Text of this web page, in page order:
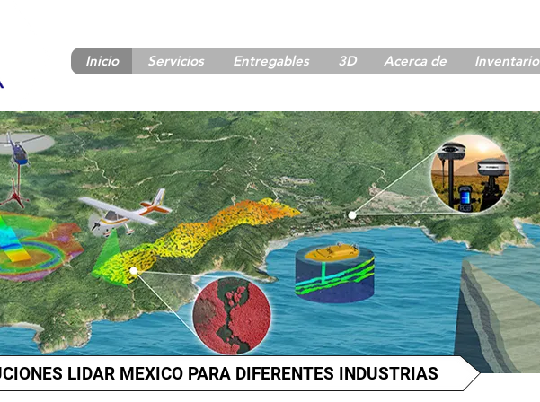
Inicio Servicios Entregables 3D Acerca de Inventario
LIDAR MEXICO PARA DIFERENTES INDUSTRIAS